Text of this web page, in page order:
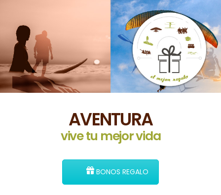
AVENTURA
vive tu mejor vida
BONOS REGALO